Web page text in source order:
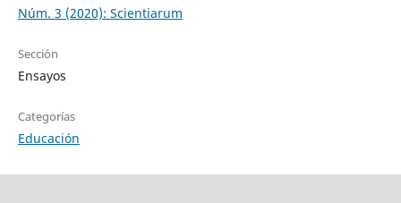
Núm. 3 (2020): Scientiarum
Sección
Ensayos
Categorías
Educación